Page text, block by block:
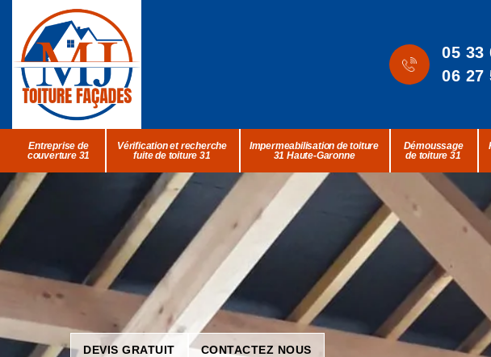
05 33
06 27
Entreprise de
couverture 31
Vérification et recherche
fuite de toiture 31
Impermeabilisation de toiture
31 Haute-Garonne
Démoussage
de toiture 31
DEVIS GRATUIT CONTACTEZ NOUS